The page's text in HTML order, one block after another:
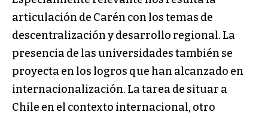
articulación de Carén con los temas de
descentralización y desarrollo regional. La
presencia de las universidades también se
proyecta en los logros que han alcanzado en
internacionalización. La tarea de situar a
Chile en el contexto internacional, otro